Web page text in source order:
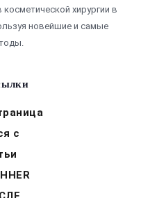
хирургии в
новейшие и самые
с